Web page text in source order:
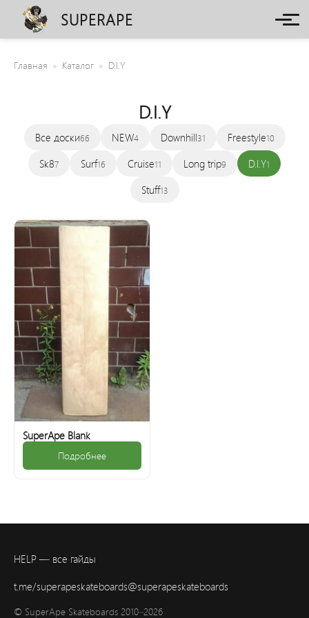
SUPERAPE
Главная Каталог D.I.Y
D.I.Y
Все доски66 NEW4 Downhill31 Freestyle10
Sk87 Surf16 Cruise11 Long trip9 D.I.Y1
Stuff13
SuperApe Blank
Подробнее
HELP — все гайды
t.me/superapeskateboards@superapeskateboards
© SuperApe Skateboards 2010–2026